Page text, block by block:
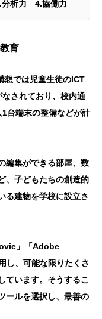
析力 4.協働力
育
想では児童生徒のICT
されており、校内通
台端末の整備などが計
編集ができる部屋、数
、子どもたちの創造的
る建物を学校に設立さ
」「Adobe
し、可能な限りたくさ
ています。そうするこ
ールを選択し、最善の